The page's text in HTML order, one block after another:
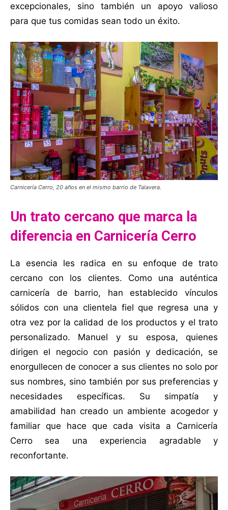
excepcionales, sino también un apoyo valioso
para que tus comidas sean todo un éxito.
Carnicería Cerro, 20 años en el mismo barrio de Talavera.
Un trato cercano que marca la
diferencia en Carnicería Cerro
La esencia les radica en su enfoque de trato
cercano con los clientes. Como una auténtica
carnicería de barrio, han establecido vínculos
sólidos con una clientela fiel que regresa una y
otra vez por la calidad de los productos y el trato
personalizado. Manuel y su esposa, quienes
dirigen el negocio con pasión y dedicación, se
enorgullecen de conocer a sus clientes no solo por
sus nombres, sino también por sus preferencias y
necesidades específicas. Su simpatía y
amabilidad han creado un ambiente acogedor y
familiar que hace que cada visita a Carnicería
Cerro sea una experiencia agradable y
reconfortante.